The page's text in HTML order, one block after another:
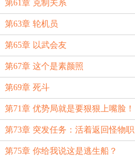
第61章 克制关系
第63章 轮机员
第65章 以武会友
第67章 这个是素颜照
第69章 死斗
第71章 优势局就是要狠狠上嘴脸！
（求个首订）
第73章 突发任务：活着返回怪物职
业学院
第75章 你给我说这是逃生船？